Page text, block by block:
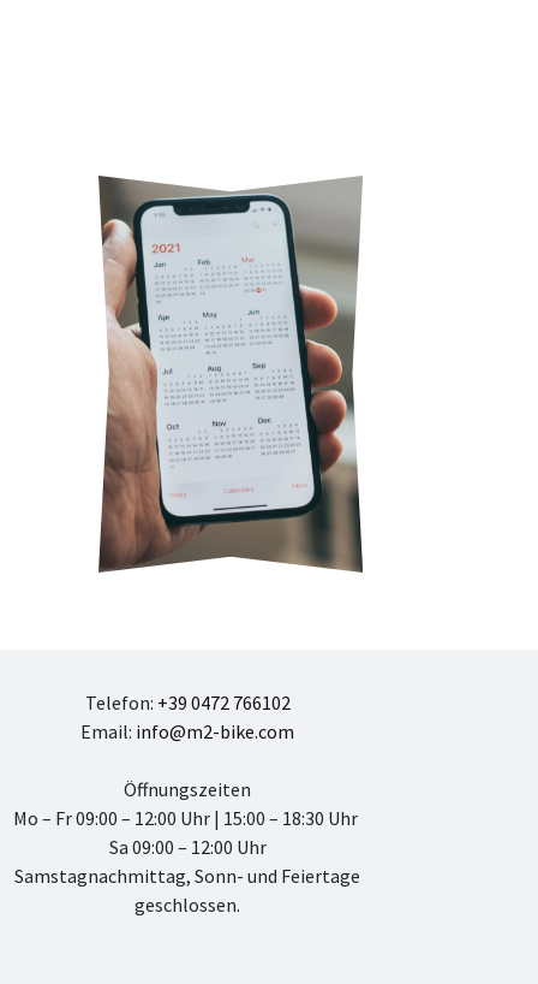
Telefon: +39 0472 766102
Email: info@m2-bike.com
Öffnungszeiten
Mo – Fr 09:00 – 12:00 Uhr | 15:00 – 18:30 Uhr
Sa 09:00 – 12:00 Uhr
Samstagnachmittag, Sonn- und Feiertage
geschlossen.